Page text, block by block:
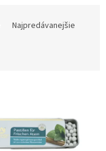
Najpredávanejšie